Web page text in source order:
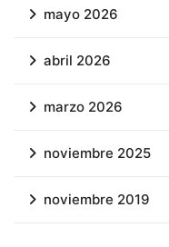
mayo 2026
abril 2026
marzo 2026
noviembre 2025
noviembre 2019